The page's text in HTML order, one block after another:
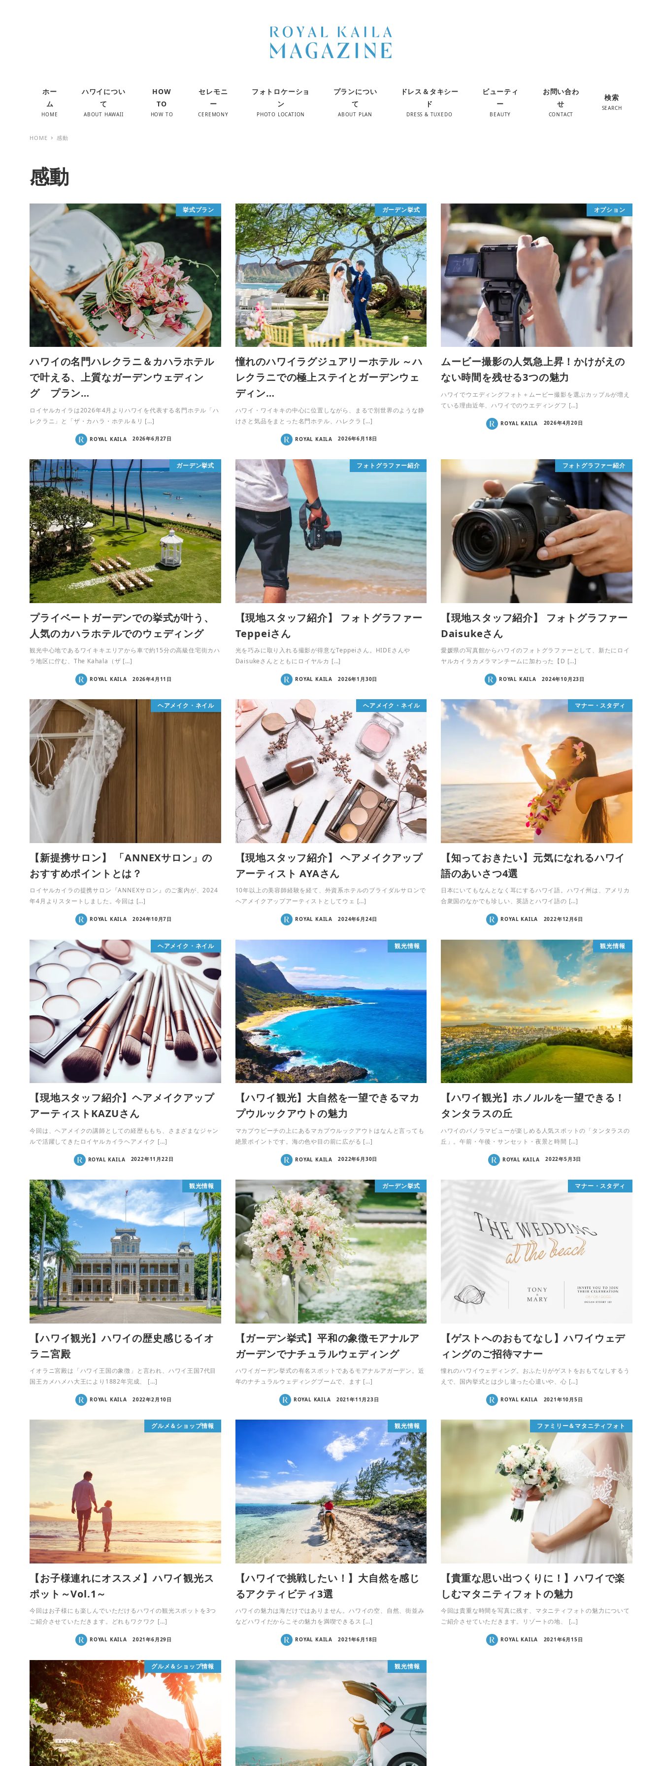
ホー
ム
HOME
ハワイについ
て
ABOUT HAWAII
HOW
TO
HOW TO
セレモニ
ー
CEREMONY
フォトロケーショ
ン
PHOTO LOCATION
プランについ
て
ABOUT PLAN
ドレス＆タキシー
ド
DRESS & TUXEDO
ビューティ
ー
BEAUTY
お問い合わ
せ
CONTACT
検索
SEARCH
HOME 感動
感動
挙式プラン
ハワイの名門ハレクラニ＆カハラホテル
で叶える、上質なガーデンウェディン
グ プラン…
ロイヤルカイラは2026年4月よりハワイを代表する名門ホテル「ハ
レクラニ」と「ザ・カハラ・ホテル＆リ […]
ROYAL KAILA 2026年6月27日
ガーデン挙式
憧れのハワイラグジュアリーホテル ～ハ
レクラニでの極上ステイとガーデンウェ
ディン…
ハワイ・ワイキキの中心に位置しながら、まるで別世界のような静
けさと気品をまとった名門ホテル、ハレクラ […]
ROYAL KAILA 2026年6月18日
オプション
ムービー撮影の人気急上昇！かけがえの
ない時間を残せる3つの魅力
ハワイでウエディングフォト＋ムービー撮影を選ぶカップルが増え
ている理由近年、ハワイでのウエディングフ […]
ROYAL KAILA 2026年4月20日
ガーデン挙式
プライベートガーデンでの挙式が叶う、
人気のカハラホテルでのウェディング
観光中心地であるワイキキエリアから車で約15分の高級住宅街カハ
ラ地区に佇む、The Kahala（ザ […]
ROYAL KAILA 2026年4月11日
フォトグラファー紹介
【現地スタッフ紹介】 フォトグラファー
Teppeiさん
光を巧みに取り入れる撮影が得意なTeppeiさん。HIDEさんや
Daisukeさんとともにロイヤルカ […]
ROYAL KAILA 2026年1月30日
フォトグラファー紹介
【現地スタッフ紹介】 フォトグラファー
Daisukeさん
愛媛県の写真館からハワイのフォトグラファーとして、新たにロイ
ヤルカイラカメラマンチームに加わった【D […]
ROYAL KAILA 2024年10月23日
ヘアメイク・ネイル
【新提携サロン】 「ANNEXサロン」の
おすすめポイントとは？
ロイヤルカイラの提携サロン『ANNEXサロン』のご案内が、2024
年4月よりスタートしました。今回は […]
ROYAL KAILA 2024年10月7日
ヘアメイク・ネイル
【現地スタッフ紹介】 ヘアメイクアップ
アーティスト AYAさん
10年以上の美容師経験を経て、外資系ホテルのブライダルサロンで
ヘアメイクアップアーティストとしてウェ […]
ROYAL KAILA 2024年6月24日
マナー・スタディ
【知っておきたい】元気になれるハワイ
語のあいさつ4選
日本にいてもなんとなく耳にするハワイ語。ハワイ州は、アメリカ
合衆国のなかでも珍しい、英語とハワイ語の […]
ROYAL KAILA 2022年12月6日
ヘアメイク・ネイル
【現地スタッフ紹介】ヘアメイクアップ
アーティストKAZUさん
今回は、ヘアメイクの講師としての経歴ももち、さまざまなジャン
ルで活躍してきたロイヤルカイラヘアメイク […]
ROYAL KAILA 2022年11月22日
観光情報
【ハワイ観光】大自然を一望できるマカ
プウルックアウトの魅力
マカプウビーチの上にあるマカプウルックアウトはなんと言っても
絶景ポイントです。海の色や目の前に広がる […]
ROYAL KAILA 2022年6月30日
観光情報
【ハワイ観光】ホノルルを一望できる！
タンタラスの丘
ハワイのパノラマビューが楽しめる人気スポットの「タンタラスの
丘」。午前・午後・サンセット・夜景と時間 […]
ROYAL KAILA 2022年5月3日
観光情報
【ハワイ観光】ハワイの歴史感じるイオ
ラニ宮殿
イオラニ宮殿は「ハワイ王国の象徴」と言われ、ハワイ王国7代目
国王カメハメハ大王により1882年完成、 […]
ROYAL KAILA 2022年2月10日
ガーデン挙式
【ガーデン挙式】平和の象徴モアナルア
ガーデンでナチュラルウェディング
ハワイガーデン挙式の有名スポットであるモアナルアガーデン。近
年のナチュラルウェディングブームで、ます […]
ROYAL KAILA 2021年11月23日
マナー・スタディ
【ゲストへのおもてなし】ハワイウェデ
ィングのご招待マナー
憧れのハワイウェディング。おふたりがゲストをおもてなしするう
えで、国内挙式とは少し違った心遣いや、心 […]
ROYAL KAILA 2021年10月5日
グルメ＆ショップ情報
【お子様連れにオススメ】ハワイ観光ス
ポット～Vol.1～
今回はお子様にも楽しんでいただけるハワイの観光スポットを3つ
ご紹介させていただきます。どれもワクワク […]
ROYAL KAILA 2021年6月29日
観光情報
【ハワイで挑戦したい！】大自然を感じ
るアクティビティ3選
ハワイの魅力は海だけではありません。ハワイの空、自然、街並み
などハワイだからこその魅力を満喫できるス […]
ROYAL KAILA 2021年6月18日
ファミリー＆マタニティフォト
【貴重な思い出つくりに！】ハワイで楽
しむマタニティフォトの魅力
今回は貴重な時間を写真に残す、マタニティフォトの魅力について
ご紹介させていただきます。リゾートの地、 […]
ROYAL KAILA 2021年6月15日
グルメ＆ショップ情報 観光情報